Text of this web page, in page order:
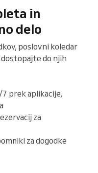
in
delo
poslovni koledar
do njih
prek aplikacije,
za
za dogodke